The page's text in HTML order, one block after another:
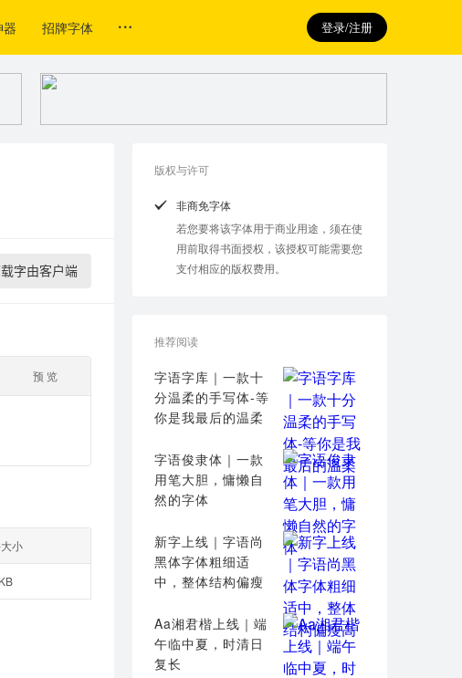
招牌字体 登录/注册
载字由客户端
预 览
小
版权与许可
非商免字体
若您要将该字体用于商业用途，须在使
用前取得书面授权，该授权可能需要您
支付相应的版权费用。
推荐阅读
字语字库｜一款十
分温柔的手写体-等
你是我最后的温柔
字语俊隶体｜一款
用笔大胆，慵懒自
然的字体
新字上线｜字语尚
黑体字体粗细适
中，整体结构偏瘦
Aa湘君楷上线｜端
午临中夏，时清日
复长